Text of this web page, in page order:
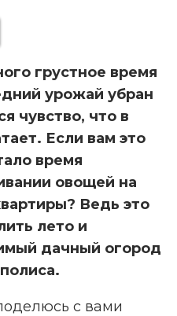
грустное время
урожай убран
чувство, что в
Если вам это
время
овощей на
Ведь это
лето и
дачный огород
с вами